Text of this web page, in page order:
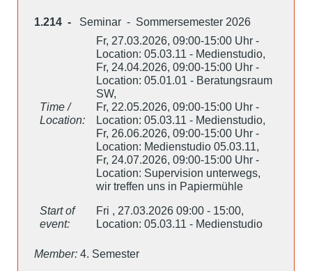
1.214 - Seminar - Sommersemester 2026
Time /
Location:
Fr, 27.03.2026, 09:00-15:00 Uhr -
Location: 05.03.11 - Medienstudio,
Fr, 24.04.2026, 09:00-15:00 Uhr -
Location: 05.01.01 - Beratungsraum
SW,
Fr, 22.05.2026, 09:00-15:00 Uhr -
Location: 05.03.11 - Medienstudio,
Fr, 26.06.2026, 09:00-15:00 Uhr -
Location: Medienstudio 05.03.11,
Fr, 24.07.2026, 09:00-15:00 Uhr -
Location: Supervision unterwegs,
wir treffen uns in Papiermühle
Start of
event:
Fri , 27.03.2026 09:00 - 15:00,
Location: 05.03.11 - Medienstudio
Member: 4. Semester